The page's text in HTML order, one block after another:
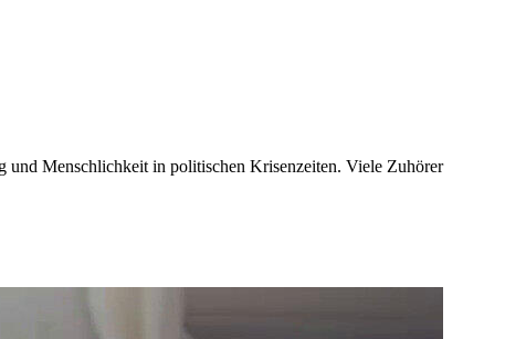
und Menschlichkeit in politischen Krisenzeiten. Viele Zuhörer